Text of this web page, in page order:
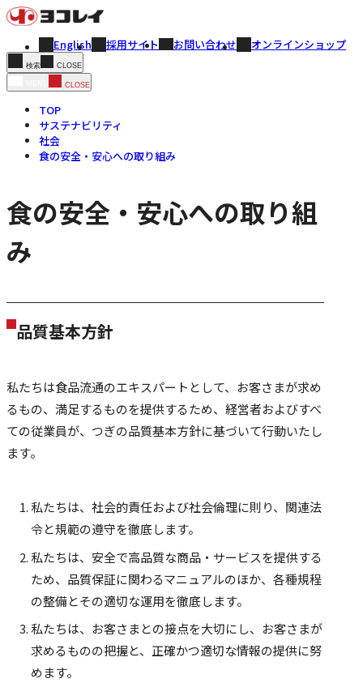
English 採用サイト お問い合わせ オンラインショップ
検索 CLOSE
CLOSE
TOP
サステナビリティ
社会
食の安全・安心への取り組み
食の安全・安心への取り組
み
品質基本方針
私たちは食品流通のエキスパートとして、お客さまが求め
るもの、満足するものを提供するため、経営者およびすべ
ての従業員が、つぎの品質基本方針に基づいて行動いたし
ます。
私たちは、社会的責任および社会倫理に則り、関連法
令と規範の遵守を徹底します。
私たちは、安全で高品質な商品・サービスを提供する
ため、品質保証に関わるマニュアルのほか、各種規程
の整備とその適切な運用を徹底します。
私たちは、お客さまとの接点を大切にし、お客さまが
求めるものの把握と、正確かつ適切な情報の提供に努
めます。